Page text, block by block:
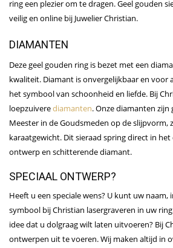
ring een plezier om te dragen. Geel gouden
veilig en online bij Juwelier Christian.
DIAMANTEN
Deze geel gouden ring is bezet met een
kwaliteit. Diamant is onvergelijkbaar en
het symbool van schoonheid en liefde. Bij
loepzuiverediamanten. Onze diamanten
Meester in de Goudsmeden op de slijpvorm,
karaatgewicht. Dit sieraad spring direct in
ontwerp en schitterende diamant.
SPECIAAL ONTWERP?
Heeft u een speciale wens? U kunt uw naam,
symbool bij Christian lasergraveren in uw ring
idee dat u dolgraag wilt laten uitvoeren? Bij
ontwerpen uit te voeren. Wij maken altijd in